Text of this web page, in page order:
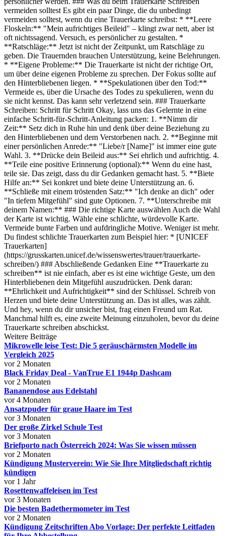
vermeiden solltest Es gibt ein paar Dinge, die du unbedingt
vermeiden solltest, wenn du eine Trauerkarte schreibst: * **Leere
Floskeln:** "Mein aufrichtiges Beileid" – klingt zwar nett, aber ist
oft nichtssagend. Versuch, es persönlicher zu gestalten. *
**Ratschläge:** Jetzt ist nicht der Zeitpunkt, um Ratschläge zu
geben. Die Trauernden brauchen Unterstützung, keine Belehrungen.
* **Eigene Probleme:** Die Trauerkarte ist nicht der richtige Ort,
um über deine eigenen Probleme zu sprechen. Der Fokus sollte auf
den Hinterbliebenen liegen. * **Spekulationen über den Tod:**
Vermeide es, über die Ursache des Todes zu spekulieren, wenn du
sie nicht kennst. Das kann sehr verletzend sein. ### Trauerkarte
Schreiben: Schritt für Schritt Okay, lass uns das Gelernte in eine
einfache Schritt-für-Schritt-Anleitung packen: 1. **Nimm dir
Zeit:** Setz dich in Ruhe hin und denk über deine Beziehung zu
den Hinterbliebenen und dem Verstorbenen nach. 2. **Beginne mit
einer persönlichen Anrede:** "Liebe/r [Name]" ist immer eine gute
Wahl. 3. **Drücke dein Beileid aus:** Sei ehrlich und aufrichtig. 4.
**Teile eine positive Erinnerung (optional):** Wenn du eine hast,
teile sie. Das zeigt, dass du dir Gedanken gemacht hast. 5. **Biete
Hilfe an:** Sei konkret und biete deine Unterstützung an. 6.
**Schließe mit einem tröstenden Satz:** "Ich denke an dich" oder
"In tiefem Mitgefühl" sind gute Optionen. 7. **Unterschreibe mit
deinem Namen:** ### Die richtige Karte auswählen Auch die Wahl
der Karte ist wichtig. Wähle eine schlichte, würdevolle Karte.
Vermeide bunte Farben und aufdringliche Motive. Weniger ist mehr.
Du findest schlichte Trauerkarten zum Beispiel hier: * [UNICEF
Trauerkarten]
(https://grusskarten.unicef.de/wissenswertes/trauer/trauerkarte-
schreiben/) ### Abschließende Gedanken Eine **Trauerkarte zu
schreiben** ist nie einfach, aber es ist eine wichtige Geste, um den
Hinterbliebenen dein Mitgefühl auszudrücken. Denk daran:
**Ehrlichkeit und Aufrichtigkeit** sind der Schlüssel. Schreib von
Herzen und biete deine Unterstützung an. Das ist alles, was zählt.
Und hey, wenn du dir unsicher bist, frag einen Freund um Rat.
Manchmal hilft es, eine zweite Meinung einzuholen, bevor du deine
Trauerkarte schreiben abschickst.
Weitere Beiträge
Mikrowelle leise Test: Die 5 geräuschärmsten Modelle im
Vergleich 2025
vor 2 Monaten
Black Friday Deal - VanTrue E1 1944p Dashcam
vor 2 Monaten
Bananendose aus Edelstahl
vor 4 Monaten
Ansatzpuder für graue Haare im Test
vor 3 Monaten
Der große Zirkel Schule Test
vor 3 Monaten
Briefporto nach Österreich 2024: Was Sie wissen müssen
vor 2 Monaten
Kündigung Musterverein: Wie Sie Ihre Mitgliedschaft richtig
kündigen
vor 1 Jahr
Rosettenwaffeleisen im Test
vor 3 Monaten
Die besten Badethermometer im Test
vor 2 Monaten
Kündigung Zeitschriften Abo Vorlage: Der perfekte Leitfaden